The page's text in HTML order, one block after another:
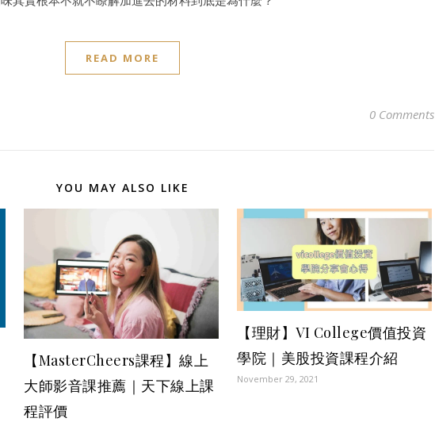
READ MORE
0 Comments
YOU MAY ALSO LIKE
【MasterCheers課程】線上
大師影音課推薦｜天下線上課
程評價
【理財】VI College價值投資
學院｜美股投資課程介紹
November 29, 2021